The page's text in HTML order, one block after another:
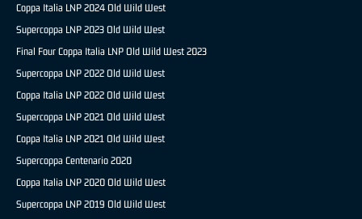
Coppa Italia LNP 2024 Old Wild West
Supercoppa LNP 2023 Old Wild West
Final Four Coppa Italia LNP Old Wild West 2023
Supercoppa LNP 2022 Old Wild West
Coppa Italia LNP 2022 Old Wild West
Supercoppa LNP 2021 Old Wild West
Coppa Italia LNP 2021 Old Wild West
Supercoppa Centenario 2020
Coppa Italia LNP 2020 Old Wild West
Supercoppa LNP 2019 Old Wild West